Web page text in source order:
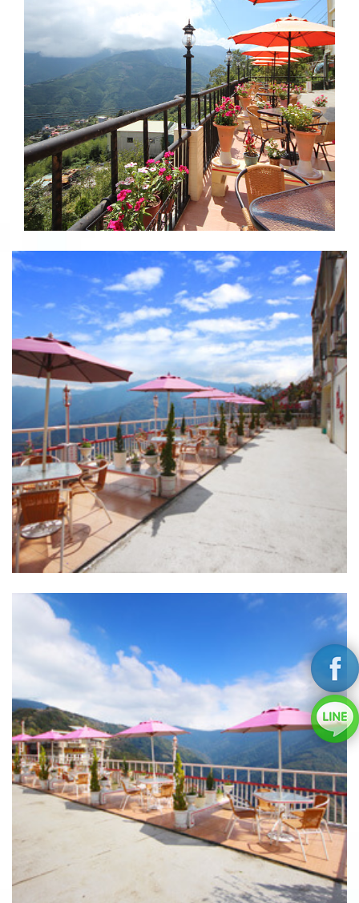
景觀餐廳
戶外休憩空間
戶外休憩空間